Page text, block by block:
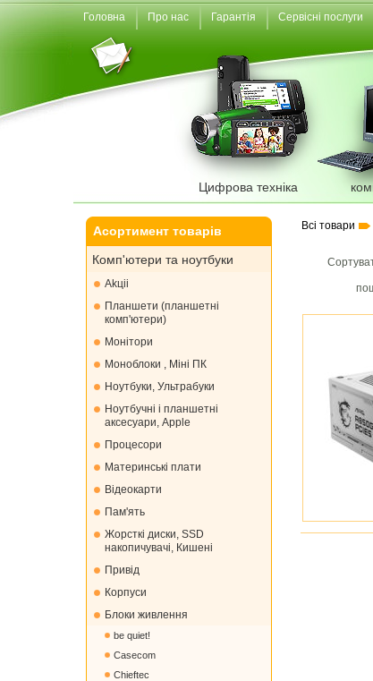
Головна Про нас Гарантія Сервісні послуги
Цифрова техніка
Асортимент товарів
Комп'ютери та ноутбуки
Akціі
Планшети (планшетні
комп'ютери)
Монiтори
Моноблоки , Міні ПК
Ноутбуки, Ультрабуки
Ноутбучні і планшетні
аксесуари, Apple
Процесори
Материнські плати
Відеокарти
Пам'ять
Жорсткі диски, SSD
накопичувачі, Кишені
Привід
Корпуси
Блоки живлення
be quiet!
Casecom
Chieftec
Всі товари